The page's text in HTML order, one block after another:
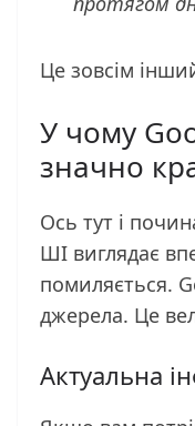
Це зовсім
У чому
значно
Ось тут і
ШІ виглядає
помиляється.
джерела. Це
Актуальна